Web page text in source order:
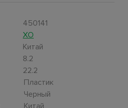
450141
XO
Китай
8.2
22.2
Пластик
Черный